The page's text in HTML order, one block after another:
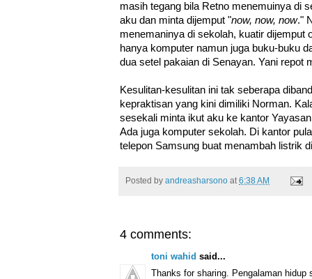
masih tegang bila Retno menemuinya di
aku dan minta dijemput "now, now, now."
menemaninya di sekolah, kuatir dijemput
hanya komputer namun juga buku-buku
dua setel pakaian di Senayan. Yani repot
Kesulitan-kesulitan ini tak seberapa
kepraktisan yang kini dimiliki Norman.
sesekali minta ikut aku ke kantor
Ada juga komputer sekolah. Di kantor
telepon Samsung buat menambah listrik
Posted by andreasharsono at 6:38 AM
4 comments:
toni wahid said...
Thanks for sharing. Pengalaman hidup